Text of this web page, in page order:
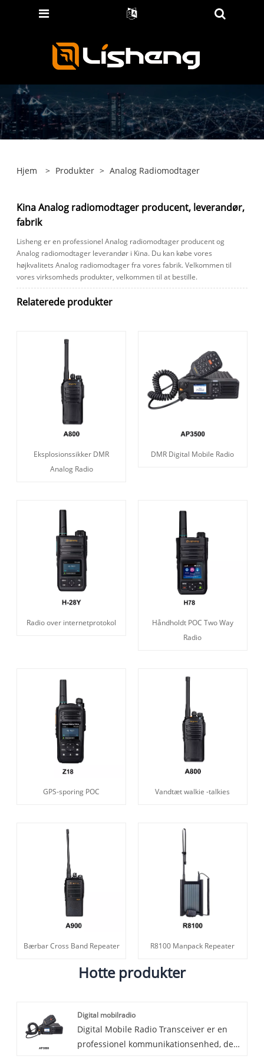
Hjem > Produkter > Analog Radiomodtager
Kina Analog radiomodtager producent, leverandør,
fabrik
Lisheng er en professionel Analog radiomodtager producent og
Analog radiomodtager leverandør i Kina. Du kan købe vores
højkvalitets Analog radiomodtager fra vores fabrik. Velkommen til
vores virksomheds produkter, velkommen til at bestille.
Relaterede produkter
Eksplosionssikker DMR
Analog Radio
DMR Digital Mobile Radio
Radio over internetprotokol
Håndholdt POC Two Way
Radio
GPS-sporing POC Vandtæt walkie -talkies
Bærbar Cross Band Repeater R8100 Manpack Repeater
Hotte produkter
Digital mobilradio
Digital Mobile Radio Transceiver er en
professionel kommunikationsenhed, der